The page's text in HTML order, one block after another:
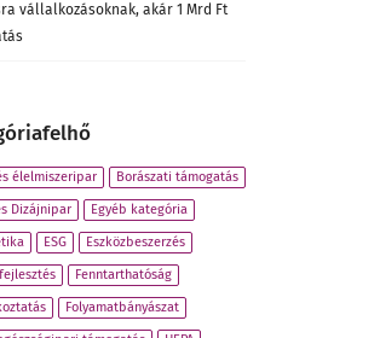
vállalkozásoknak, akár 1 Mrd Ft
élelmiszeripar Borászati támogatás
Dizájnipar Egyéb kategória
ESG Eszközbeszerzés
Fenntarthatóság
Folyamatbányászat